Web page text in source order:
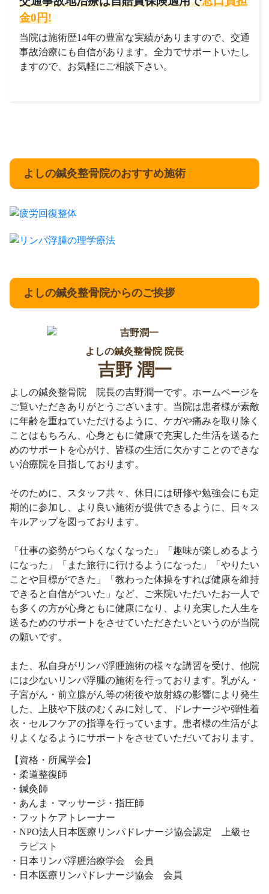
金0円!
当院は施術歴14年の豊富な実績がありますので、交通
事故治療にも自信があります。全力でサポートいたし
ますので、お気軽にご相談下さい。
よしの鍼灸整骨院のおすすめ施術
よしの鍼灸整骨院からのご挨拶
よしの鍼灸整骨院 院長
吉野 潤一
よしの鍼灸整骨院 院長の吉野潤一です。ホームページを
ご覧いただきありがとうございます。当院は患者様が素敵
に年齢を重ねていただけるように、ケガや痛みを取り除く
ことはもちろん、心身ともに健康で充実した生活を送るた
めのサポートを心がけ、皆様の生活に欠かすことのできな
い治療院を目指しております。
そのために、スタッフ共々、休日には研修や勉強会にも定
期的に参加し、より良い施術が提供できるように、日々ス
キルアップを図っております。
「仕事の姿勢がつらくなくなった」「趣味が楽しめるよう
になった」「また旅行に行けるようになった」「やりたい
ことや目標ができた」「教わった体操をすれば健康を維持
できると自信がついた」など、ご来院いただいたお一人で
も多くの方が心身ともに健康になり、より充実した人生を
送るためのサポートをさせていただきたいというのが当院
の願いです。
また、私自身がリンパ浮腫施術の様々な講習を受け、他院
には少ないリンパ浮腫の施術を行っております。乳がん・
子宮がん・前立腺がん等の術後や放射線の影響により発生
した、上肢や下肢のむくみに対して、ドレナージや弾性着
衣・セルフケアの指導を行っています。患者様の生活がよ
りよくなるようにサポートをさせていただいております。
【資格・所属学会】
柔道整復師
鍼灸師
あんま・マッサージ・指圧師
フットケアトレーナー
NPO法人日本医療リンパドレナージ協会認定 上級セ
ラピスト
日本リンパ浮腫治療学会 会員
日本医療リンパドレナージ協会 会員